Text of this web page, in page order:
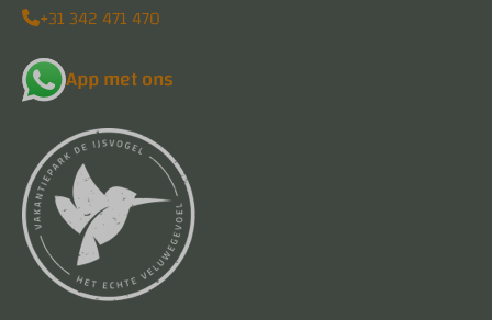
+31 342 471 470
App met ons